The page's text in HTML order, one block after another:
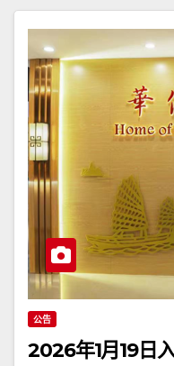
公告
2026年1月19日